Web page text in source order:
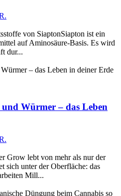
von SiaptonSiapton ist ein
auf Aminosäure-Basis. Es wird
dur...
Würmer – das Leben
Grow lebt von mehr als nur der
sich unter der Oberfläche: das
Mill...